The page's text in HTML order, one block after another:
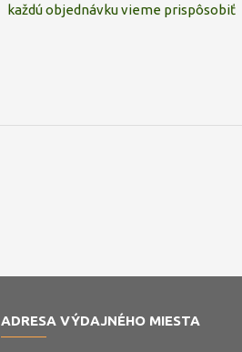
každú objednávku vieme prispôsobiť
ADRESA VÝDAJNÉHO MIESTA